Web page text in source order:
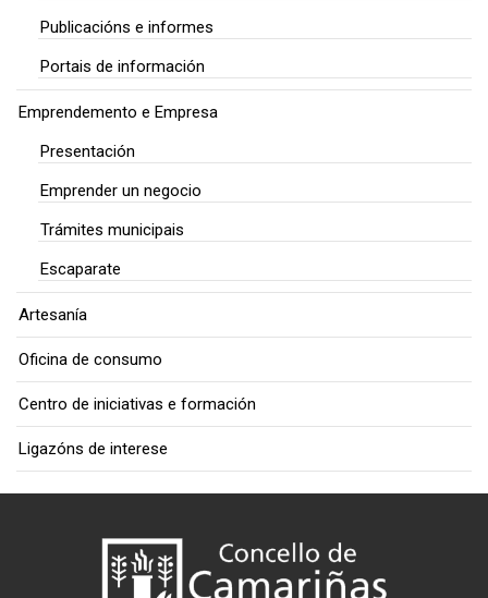
Publicacións e informes
Portais de información
Emprendemento e Empresa
Presentación
Emprender un negocio
Trámites municipais
Escaparate
Artesanía
Oficina de consumo
Centro de iniciativas e formación
Ligazóns de interese